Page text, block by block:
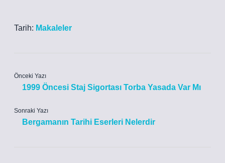
Tarih: Makaleler
Önceki Yazı
1999 Öncesi Staj Sigortası Torba Yasada Var Mı
Sonraki Yazı
Bergamanın Tarihi Eserleri Nelerdir